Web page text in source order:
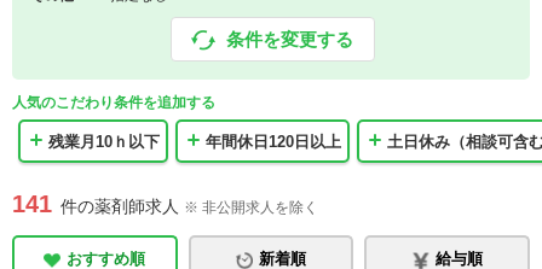
条件を変更する
人気のこだわり条件を追加する
残業月10ｈ以下 年間休日120日以上 土日休み（相談可含
141 件の薬剤師求人 ※ 非公開求人を除く
おすすめ順 新着順 給与順